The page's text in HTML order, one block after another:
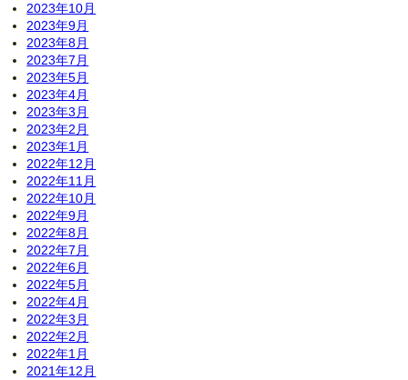
2023年10月
2023年9月
2023年8月
2023年7月
2023年5月
2023年4月
2023年3月
2023年2月
2023年1月
2022年12月
2022年11月
2022年10月
2022年9月
2022年8月
2022年7月
2022年6月
2022年5月
2022年4月
2022年3月
2022年2月
2022年1月
2021年12月